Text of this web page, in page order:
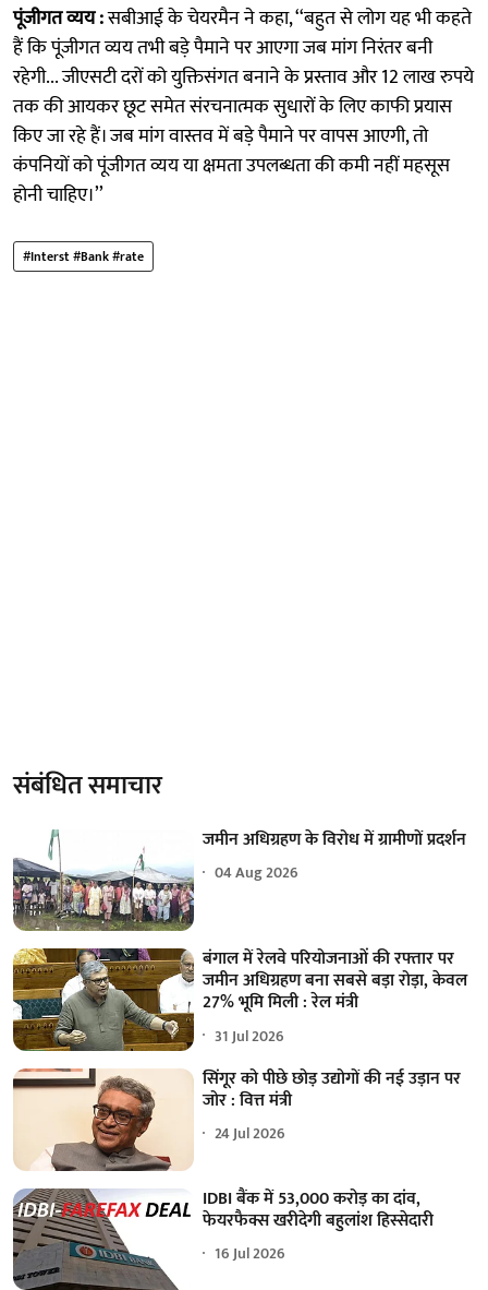
पूंजीगत व्यय :सबीआई के चेयरमैन ने कहा, ‘‘बहुत से लोग यह भी कहते
हैं कि पूंजीगत व्यय तभी बड़े पैमाने पर आएगा जब मांग निरंतर बनी
रहेगी... जीएसटी दरों को युक्तिसंगत बनाने के प्रस्ताव और 12 लाख रुपये
तक की आयकर छूट समेत संरचनात्मक सुधारों के लिए काफी प्रयास
किए जा रहे हैं। जब मांग वास्तव में बड़े पैमाने पर वापस आएगी, तो
कंपनियों को पूंजीगत व्यय या क्षमता उपलब्धता की कमी नहीं महसूस
होनी चाहिए।’’
#Interst #Bank #rate
संबंधित समाचार
जमीन अधिग्रहण के विरोध में ग्रामीणों प्रदर्शन
04 Aug 2026
बंगाल में रेलवे परियोजनाओं की रफ्तार पर
जमीन अधिग्रहण बना सबसे बड़ा रोड़ा, केवल
27% भूमि मिली : रेल मंत्री
31 Jul 2026
सिंगूर को पीछे छोड़ उद्योगों की नई उड़ान पर
जोर : वित्त मंत्री
24 Jul 2026
IDBI बैंक में 53,000 करोड़ का दांव,
फेयरफैक्स खरीदेगी बहुलांश हिस्सेदारी
16 Jul 2026